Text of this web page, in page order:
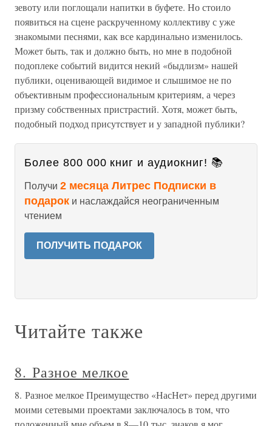
зевоту или поглощали напитки в буфете. Но стоило
появиться на сцене раскрученному коллективу с уже
знакомыми песнями, как все кардинально изменилось.
Может быть, так и должно быть, но мне в подобной
подоплеке событий видится некий «быдлизм» нашей
публики, оценивающей видимое и слышимое не по
объективным профессиональным критериям, а через
призму собственных пристрастий. Хотя, может быть,
подобный подход присутствует и у западной публики?
Более 800 000 книг и аудиокниг! 📚
Получи 2 месяца Литрес Подписки в
подарок и наслаждайся неограниченным
чтением
ПОЛУЧИТЬ ПОДАРОК
Читайте также
8. Разное мелкое
8. Разное мелкое Преимущество «НасНет» перед другими
моими сетевыми проектами заключалось в том, что